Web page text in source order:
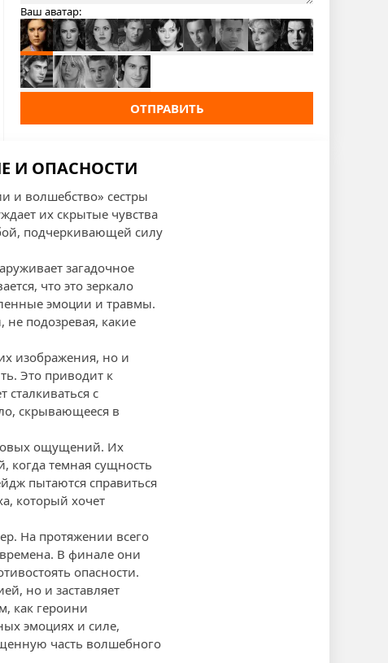
Ваш аватар:
ОТПРАВИТЬ
И ОПАСНОСТИ
и волшебство» сестры
их скрытые чувства
подчеркивающей силу
загадочное
что это зеркало
эмоции и травмы.
не подозревая, какие
изображения, но и
Это приводит к
сталкиваться с
скрывающееся в
ощущений. Их
когда темная сущность
пытаются справиться
который хочет
На протяжении всего
В финале они
опасности.
но и заставляет
как героини
эмоциях и силе,
часть волшебного